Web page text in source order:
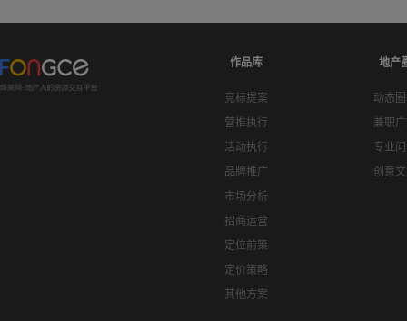
作品库
竞标提案
营推执行
活动执行
品牌推广
市场分析
招商运营
定位前策
定价策略
其他方案
地产
动态
兼职
专业
创意